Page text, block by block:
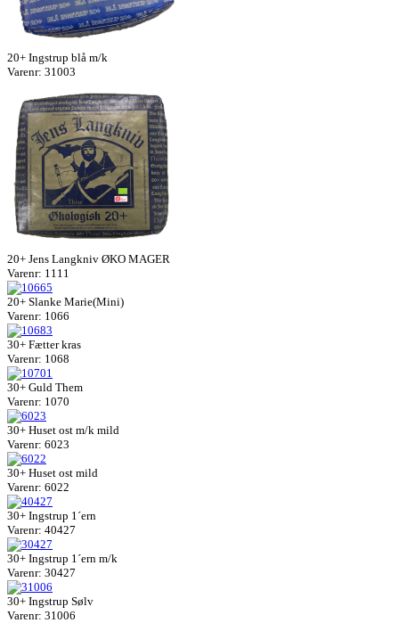
20+ Ingstrup blå m/k
Varenr: 31003
20+ Jens Langkniv ØKO MAGER
Varenr: 1111
20+ Slanke Marie(Mini)
Varenr: 1066
30+ Fætter kras
Varenr: 1068
30+ Guld Them
Varenr: 1070
30+ Huset ost m/k mild
Varenr: 6023
30+ Huset ost mild
Varenr: 6022
30+ Ingstrup 1´ern
Varenr: 40427
30+ Ingstrup 1´ern m/k
Varenr: 30427
30+ Ingstrup Sølv
Varenr: 31006